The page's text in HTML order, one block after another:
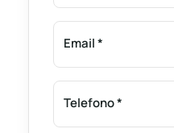
Email*
Telefono*